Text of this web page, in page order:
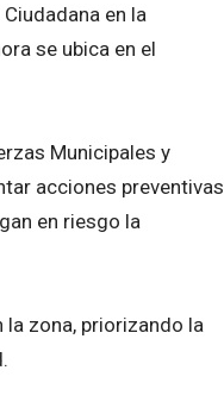
en la
se ubica en el
Municipales y
acciones preventivas
en riesgo la
zona, priorizando la